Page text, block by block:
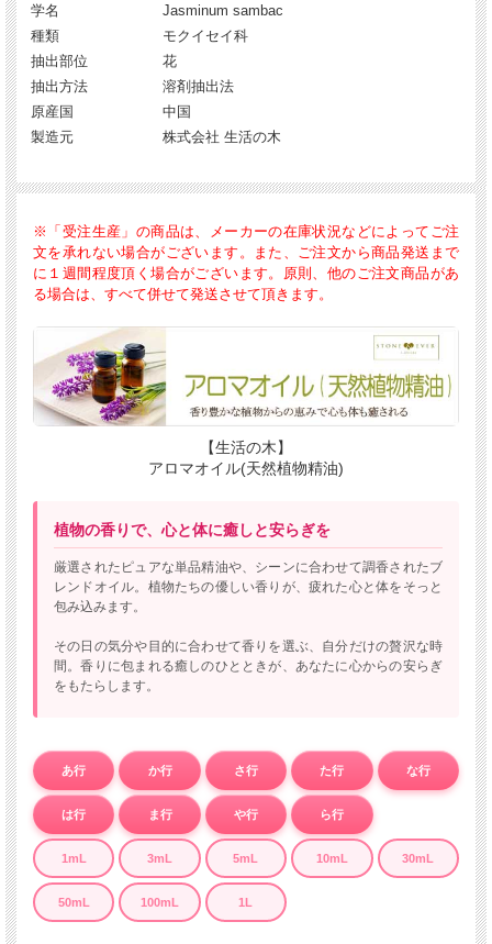
学名
Jasminum sambac
種類
モクイセイ科
抽出部位
花
抽出方法
溶剤抽出法
原産国
中国
製造元
株式会社 生活の木
※「受注生産」の商品は、メーカーの在庫状況などによってご注
文を承れない場合がございます。また、ご注文から商品発送まで
に１週間程度頂く場合がございます。原則、他のご注文商品があ
る場合は、すべて併せて発送させて頂きます。
【生活の木】
アロマオイル(天然植物精油)
植物の香りで、心と体に癒しと安らぎを
厳選されたピュアな単品精油や、シーンに合わせて調香されたブ
レンドオイル。植物たちの優しい香りが、疲れた心と体をそっと
包み込みます。
その日の気分や目的に合わせて香りを選ぶ、自分だけの贅沢な時
間。香りに包まれる癒しのひとときが、あなたに心からの安らぎ
をもたらします。
あ行 か行 さ行 た行 な行
は行 ま行 や行 ら行
1mL 3mL 5mL 10mL 30mL
50mL 100mL 1L